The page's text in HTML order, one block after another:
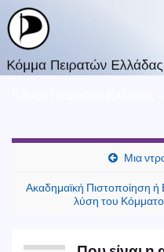
Μια
Ακαδημαϊκή Πιστοποίηση
λύση του